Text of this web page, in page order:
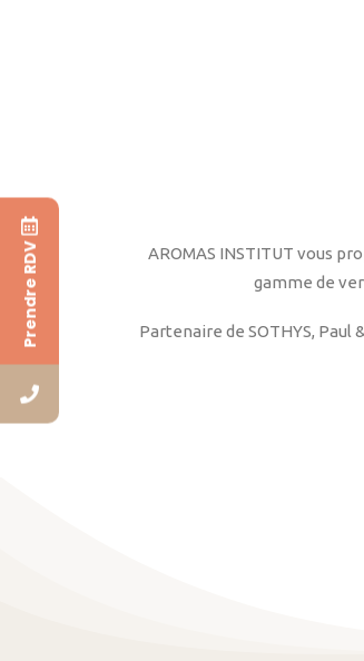
AROMAS INSTITUT vous
gamme de
Partenaire de SOTHYS,
Prendre RDV